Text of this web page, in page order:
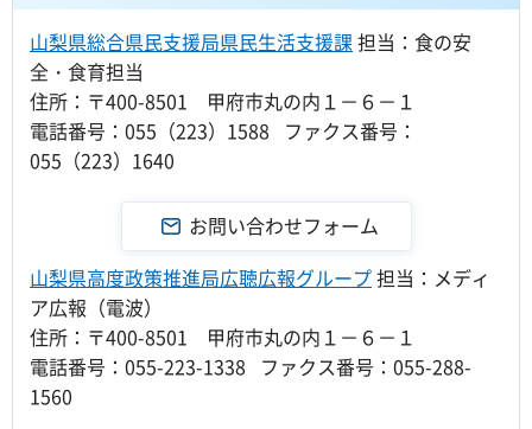
山梨県総合県民支援局県民生活支援課 担当：食の安
全・食育担当
住所：〒400-8501 甲府市丸の内１－６－１
電話番号：055（223）1588 ファクス番号：
055（223）1640
山梨県高度政策推進局広聴広報グループ担当：メディ
ア広報（電波）
住所：〒400-8501 甲府市丸の内１－６－１
電話番号：055-223-1338 ファクス番号：055-288-
1560